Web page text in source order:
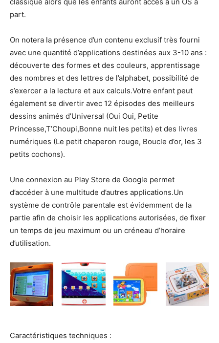
part.
On notera la présence d’un contenu exclusif très fourni
avec une quantité d’applications destinées aux 3-10 ans :
découverte des formes et des couleurs, apprentissage
des nombres et des lettres de l’alphabet, possibilité de
s’exercer a la lecture et aux calculs.Votre enfant peut
également se divertir avec 12 épisodes des meilleurs
dessins animés d’Universal (Oui Oui, Petite
Princesse,T’Choupi,Bonne nuit les petits) et des livres
numériques (Le petit chaperon rouge, Boucle d’or, les 3
petits cochons).
Une connexion au Play Store de Google permet
d’accéder à une multitude d’autres applications.Un
système de contrôle parentale est évidemment de la
partie afin de choisir les applications autorisées, de fixer
un temps de jeu maximum ou un créneau d’horaire
d’utilisation.
Caractéristiques techniques :